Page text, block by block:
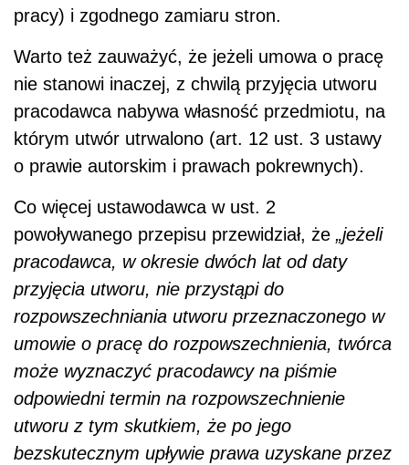
pracy) i zgodnego zamiaru stron.
Warto też zauważyć, że jeżeli umowa o pracę
nie stanowi inaczej, z chwilą przyjęcia utworu
pracodawca nabywa własność przedmiotu, na
którym utwór utrwalono (art. 12 ust. 3 ustawy
o prawie autorskim i prawach pokrewnych).
Co więcej ustawodawca w ust. 2
powoływanego przepisu przewidział, że „jeżeli
pracodawca, w okresie dwóch lat od daty
przyjęcia utworu, nie przystąpi do
rozpowszechniania utworu przeznaczonego w
umowie o pracę do rozpowszechnienia, twórca
może wyznaczyć pracodawcy na piśmie
odpowiedni termin na rozpowszechnienie
utworu z tym skutkiem, że po jego
bezskutecznym upływie prawa uzyskane przez